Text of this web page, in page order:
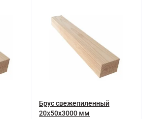
Брус свежепиленный
20x50x3000 мм